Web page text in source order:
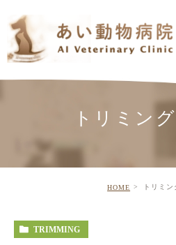
トリミン
HOME トリミン
TRIMMING